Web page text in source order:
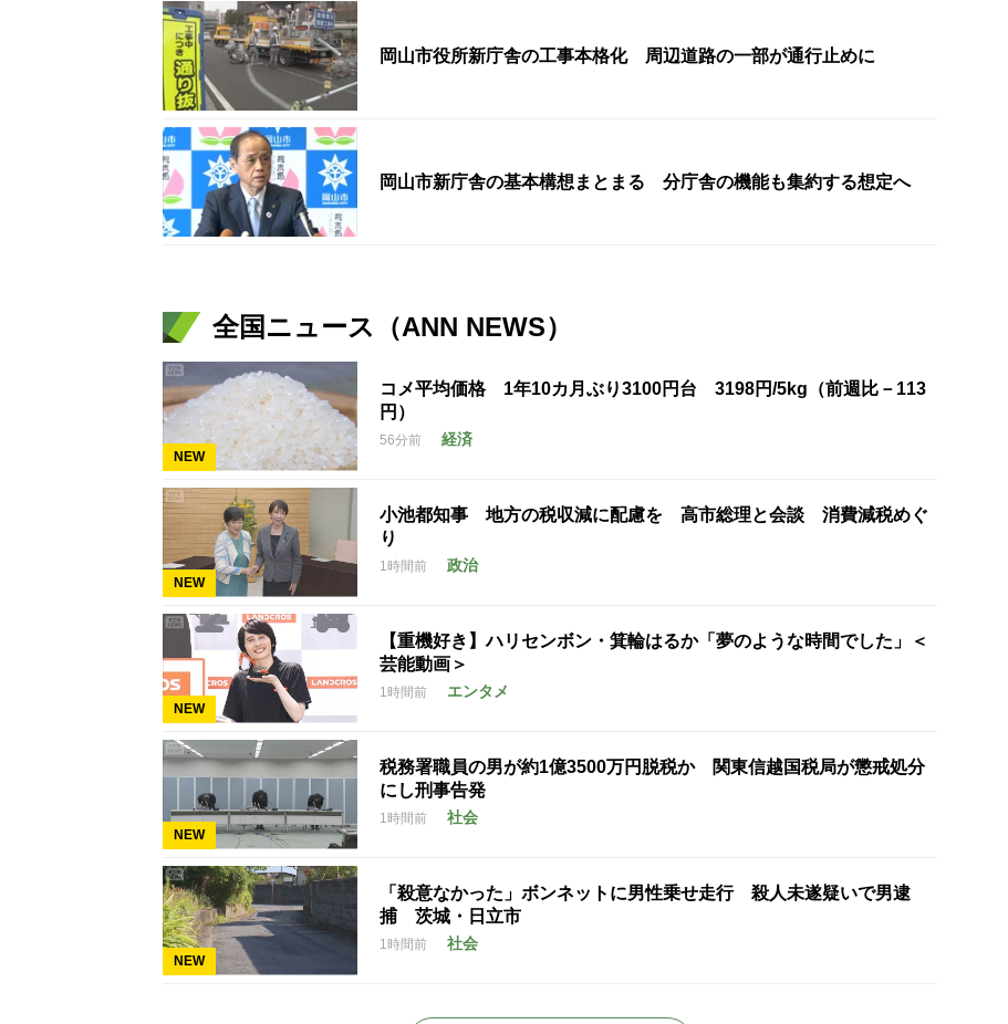
岡山市役所新庁舎の工事本格化 周辺道路の一部が通行止めに
岡山市新庁舎の基本構想まとまる 分庁舎の機能も集約する想定へ
全国ニュース（ANN NEWS）
NEW
コメ平均価格 1年10カ月ぶり3100円台 3198円/5kg（前週比－113
円）
56分前 経済
NEW
小池都知事 地方の税収減に配慮を 高市総理と会談 消費減税めぐ
り
1時間前 政治
NEW
【重機好き】ハリセンボン・箕輪はるか「夢のような時間でした」＜
芸能動画＞
1時間前 エンタメ
NEW
税務署職員の男が約1億3500万円脱税か 関東信越国税局が懲戒処分
にし刑事告発
1時間前 社会
NEW
「殺意なかった」ボンネットに男性乗せ走行 殺人未遂疑いで男逮
捕 茨城・日立市
1時間前 社会